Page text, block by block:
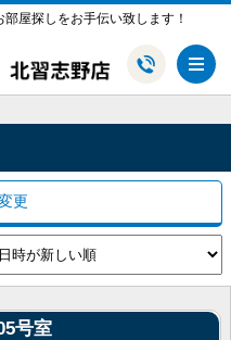
屋探しをお手伝い致します！
更
号室